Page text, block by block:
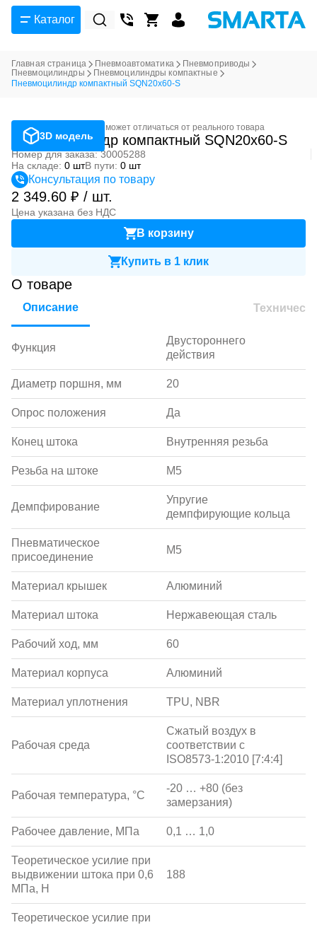
Каталог
Главная страница Пневмоавтоматика
Пневмоприводы
Пневмоцилиндры
Пневмоцилиндры компактные
Пневмоцилиндр компактный SQN20x60-S
3D модель
Фотография может отличаться от реального товара
Пневмоцилиндр компактный SQN20x60-S
Номер для заказа: 30005288
На складе: 0 штВ пути: 0 шт
Консультация по товару
2 349.60 ₽ / шт.
Цена указана без НДС
В корзину
Купить в 1 клик
О товаре
Описание
Функция
Двустороннего
действия
Диаметр поршня, мм 20
Опрос положения Да
Конец штока Внутренняя резьба
Резьба на штоке M5
Демпфирование
Упругие
демпфирующие кольца
Пневматическое
присоединение
M5
Материал крышек Алюминий
Материал штока Нержавеющая сталь
Рабочий ход, мм 60
Материал корпуса Алюминий
Материал уплотнения TPU, NBR
Рабочая среда
Сжатый воздух в
соответствии с
ISO8573-1:2010 [7:4:4]
Рабочая температура, °С
-20 … +80 (без
замерзания)
Рабочее давление, МПа 0,1 … 1,0
Теоретическое усилие при
выдвижении штока при 0,6
МПа, Н
188
Теоретическое усилие при